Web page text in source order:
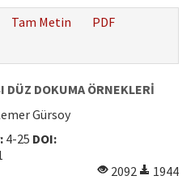
Tam Metin
PDF
DÜZ DOKUMA ÖRNEKLERİ
Gürsoy
4-25 DOI:
2092
1944